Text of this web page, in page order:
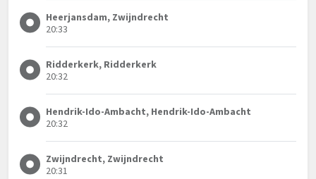
Heerjansdam, Zwijndrecht
20:33
Ridderkerk, Ridderkerk
20:32
Hendrik-Ido-Ambacht, Hendrik-Ido-Ambacht
20:32
Zwijndrecht, Zwijndrecht
20:31